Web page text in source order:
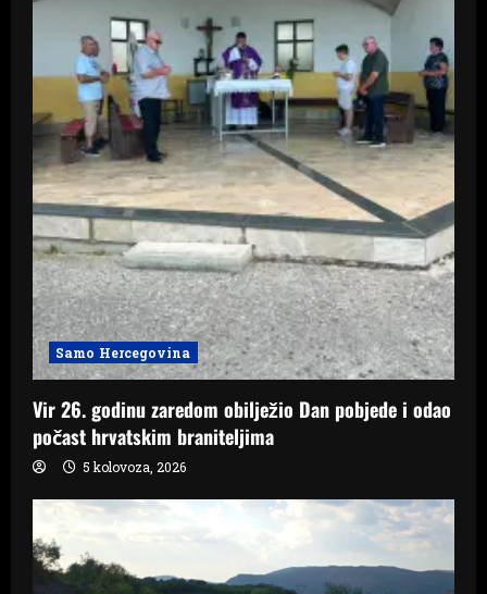
Samo Hercegovina
Vir 26. godinu zaredom obilježio Dan pobjede i odao
počast hrvatskim braniteljima
5 kolovoza, 2026